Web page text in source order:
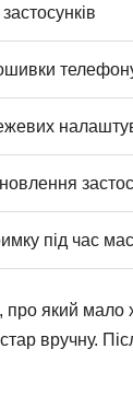
під час
який мало
вручну.